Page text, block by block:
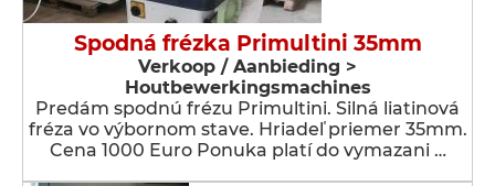
Spodná frézka Primultini 35mm
Verkoop / Aanbieding >
Houtbewerkingsmachines
Predám spodnú frézu Primultini. Silná liatinová
fréza vo výbornom stave. Hriadeľ priemer 35mm.
Cena 1000 Euro Ponuka platí do vymazani …